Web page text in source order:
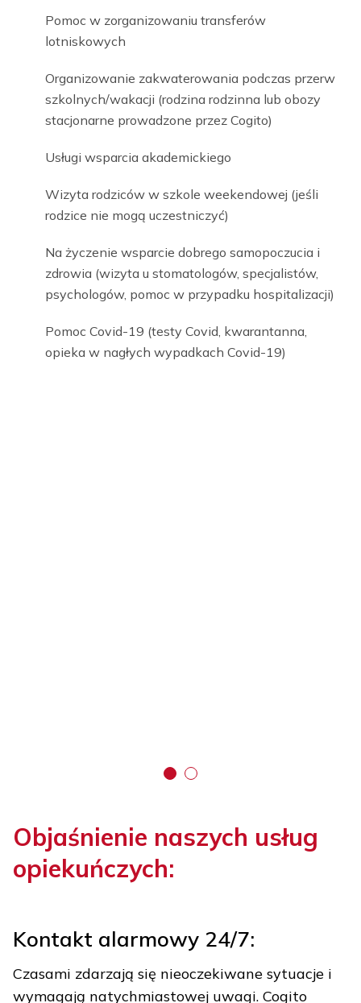
Pomoc w zorganizowaniu transferów
lotniskowych
Organizowanie zakwaterowania podczas przerw
szkolnych/wakacji (rodzina rodzinna lub obozy
stacjonarne prowadzone przez Cogito)
Usługi wsparcia akademickiego
Wizyta rodziców w szkole weekendowej (jeśli
rodzice nie mogą uczestniczyć)
Na życzenie wsparcie dobrego samopoczucia i
zdrowia (wizyta u stomatologów, specjalistów,
psychologów, pomoc w przypadku hospitalizacji)
Pomoc Covid-19 (testy Covid, kwarantanna,
opieka w nagłych wypadkach Covid-19)
Objaśnienie naszych usług
opiekuńczych:
Kontakt alarmowy 24/7:
Czasami zdarzają się nieoczekiwane sytuacje i
wymagają natychmiastowej uwagi. Cogito